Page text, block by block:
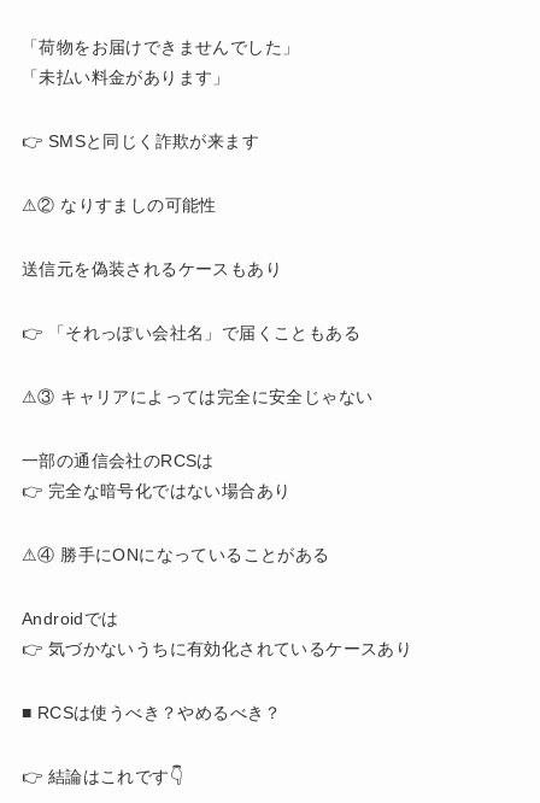
「荷物をお届けできませんでした」
「未払い料金があります」
👉 SMSと同じく詐欺が来ます
⚠② なりすましの可能性
送信元を偽装されるケースもあり
👉 「それっぽい会社名」で届くこともある
⚠③ キャリアによっては完全に安全じゃない
一部の通信会社のRCSは
👉 完全な暗号化ではない場合あり
⚠④ 勝手にONになっていることがある
Androidでは
👉 気づかないうちに有効化されているケースあり
■ RCSは使うべき？やめるべき？
👉 結論はこれです👇